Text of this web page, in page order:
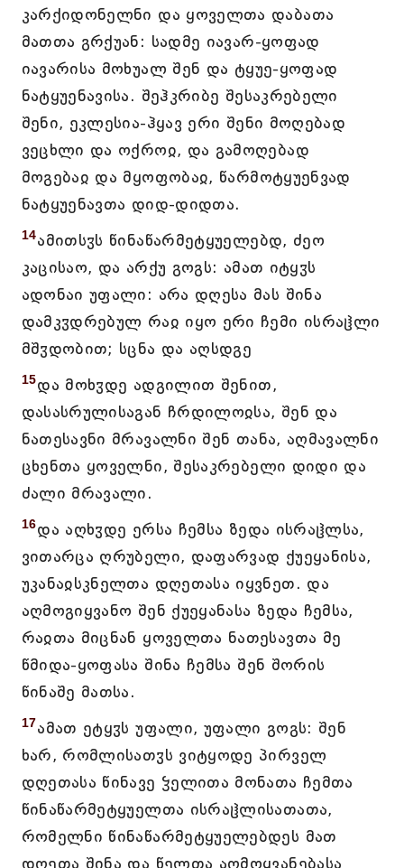
კარქიდონელნი და ყოველთა დაბათა
მათთა გრქუან: სადმე იავარ-ყოფად
იავარისა მოხუალ შენ და ტყუე-ყოფად
ნატყუენავისა. შეჰკრიბე შესაკრებელი
შენი, ეკლესია-ჰყავ ერი შენი მოღებად
ვეცხლი და ოქროჲ, და გამოღებად
მოგებაჲ და მყოფობაჲ, წარმოტყუენვად
ნატყუენავთა დიდ-დიდთა.
14ამითსჳს წინაწარმეტყუელებდ, ძეო
კაცისაო, და არქუ გოგს: ამათ იტყჳს
ადონაი უფალი: არა დღესა მას შინა
დამკჳდრებულ რაჲ იყო ერი ჩემი ისრაჱლი
მშჳდობით; სცნა და აღსდგე
15და მოხჳდე ადგილით შენით,
დასასრულისაგან ჩრდილოჲსა, შენ და
ნათესავნი მრავალნი შენ თანა, აღმავალნი
ცხენთა ყოველნი, შესაკრებელი დიდი და
ძალი მრავალი.
16და აღხჳდე ერსა ჩემსა ზედა ისრაჱლსა,
ვითარცა ღრუბელი, დაფარვად ქუეყანისა,
უკანაჲსკნელთა დღეთასა იყვნეთ. და
აღმოგიყვანო შენ ქუეყანასა ზედა ჩემსა,
რაჲთა მიცნან ყოველთა ნათესავთა მე
წმიდა-ყოფასა შინა ჩემსა შენ შორის
წინაშე მათსა.
17ამათ ეტყჳს უფალი, უფალი გოგს: შენ
ხარ, რომლისათჳს ვიტყოდე პირველ
დღეთასა წინავე ჴელითა მონათა ჩემთა
წინაწარმეტყუელთა ისრაჱლისათათა,
რომელნი წინაწარმეტყუელებდეს მათ
დღეთა შინა და წელთა აღმოყვანებასა